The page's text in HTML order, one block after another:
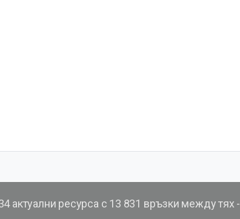
актуални ресурса с 13 831 връзки между тях -